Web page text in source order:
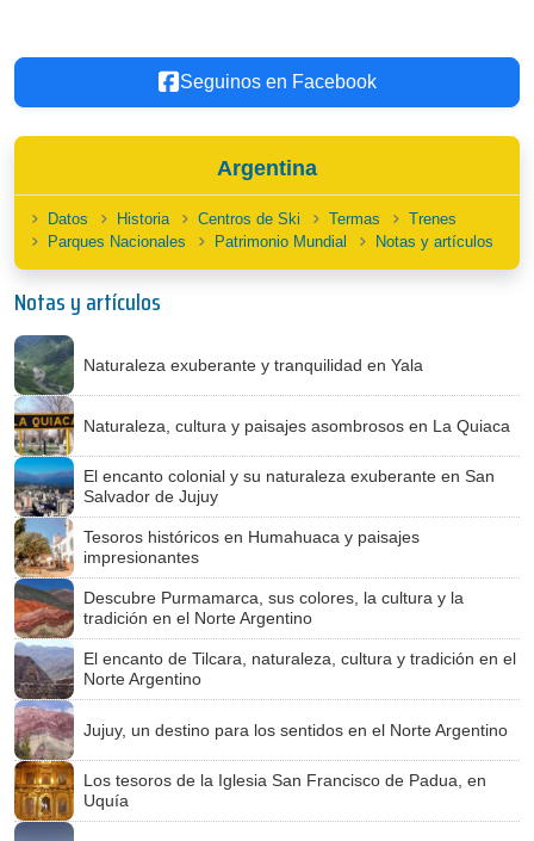
Seguinos en Facebook
Argentina
Datos Historia Centros de Ski Termas
Trenes
Parques Nacionales
Patrimonio Mundial Notas y artículos
Notas y artículos
Naturaleza exuberante y tranquilidad en Yala
Naturaleza, cultura y paisajes asombrosos en La Quiaca
El encanto colonial y su naturaleza exuberante en San
Salvador de Jujuy
Tesoros históricos en Humahuaca y paisajes
impresionantes
Descubre Purmamarca, sus colores, la cultura y la
tradición en el Norte Argentino
El encanto de Tilcara, naturaleza, cultura y tradición en el
Norte Argentino
Jujuy, un destino para los sentidos en el Norte Argentino
Los tesoros de la Iglesia San Francisco de Padua, en
Uquía